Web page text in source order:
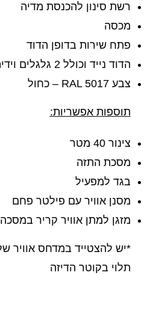
רשת סינון להכנסת מדיה
מכסה
פתח שירות בדופן הדוד
הדוד נייד וכולל 2 גלגלים וידית
צבע RAL 5017 – כחול
תוספות אפשריות:
צינור 40 מטר
מסכת התזה
בגד למפעיל
מסנן אוויר עם פילטר פחם
מזגן למתן אוויר קריר במסכה
תלוי בקוטר הדיזה